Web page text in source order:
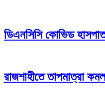
ডিএনসিসি কোভিড
রাজশাহীতে তাপমাত্রা